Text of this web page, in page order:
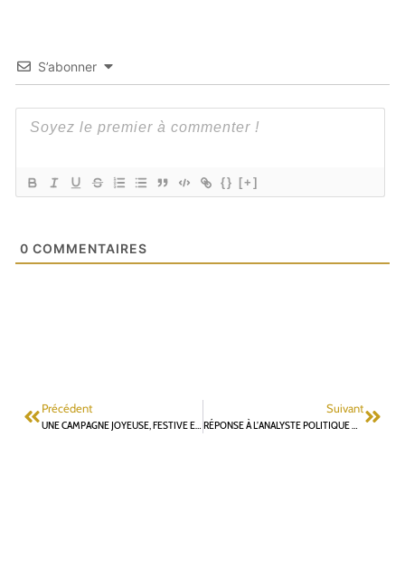
S’abonner
{} [+]
0 COMMENTAIRES
Précédent
UNE CAMPAGNE JOYEUSE, FESTIVE ET QUI RECUEILLE DE PLUS EN PLUS DE SOUTIENS
Suivant
RÉPONSE À L’ANALYSTE POLITIQUE GLOBE-TROTTER PH CONSTANT